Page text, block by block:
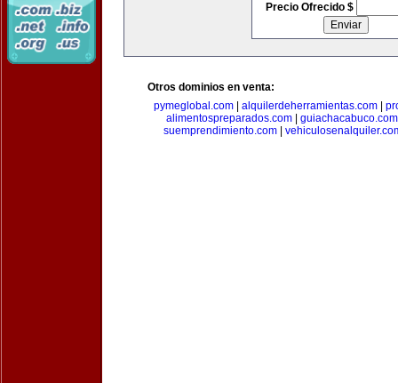
Precio Ofrecido $
Otros dominios en venta:
pymeglobal.com| alquilerdeherramientas.com|
alimentospreparados.com| guiachacabuco.com
suemprendimiento.com|